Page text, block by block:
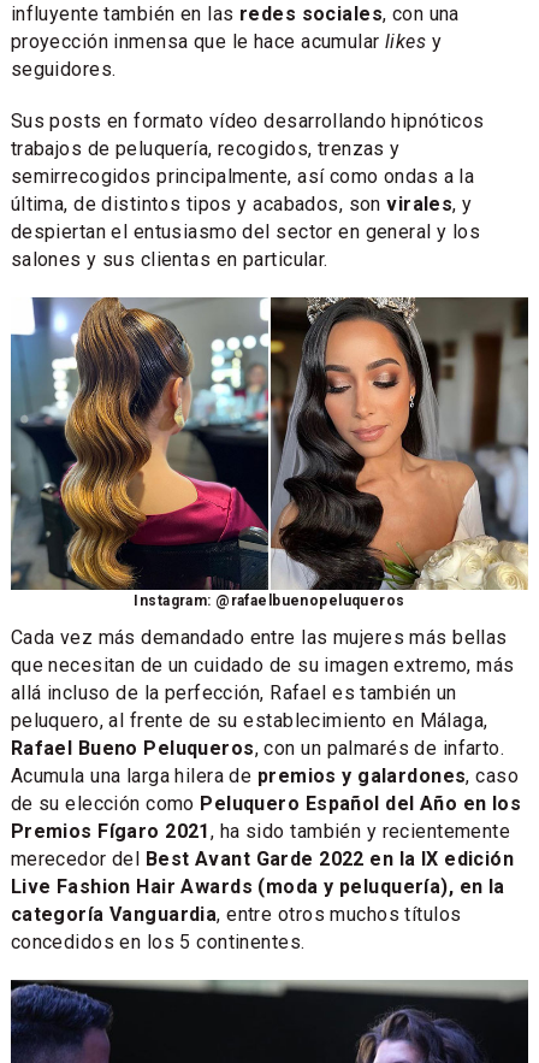
influyente también en las redes sociales, con una
proyección inmensa que le hace acumular likes y
seguidores.
Sus posts en formato vídeo desarrollando hipnóticos
trabajos de peluquería, recogidos, trenzas y
semirrecogidos principalmente, así como ondas a la
última, de distintos tipos y acabados, sonvirales, y
despiertan el entusiasmo del sector en general y los
salones y sus clientas en particular.
Instagram: @rafaelbuenopeluqueros
Cada vez más demandado entre las mujeres más bellas
que necesitan de un cuidado de su imagen extremo, más
allá incluso de la perfección, Rafael es también un
peluquero, al frente de su establecimiento en Málaga,
Rafael Bueno Peluqueros, con un palmarés de infarto.
Acumula una larga hilera de premios y galardones, caso
de su elección como Peluquero Español del Año en los
Premios Fígaro 2021 , ha sido también y recientemente
merecedor del
Best Avant Garde 2022 en la IX edición
Live Fashion Hair Awards (moda y peluquería), en la
categoría Vanguardia, entre otros muchos títulos
concedidos en los 5 continentes.